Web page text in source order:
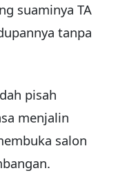
suaminya TA
tanpa
pisah
menjalin
salon